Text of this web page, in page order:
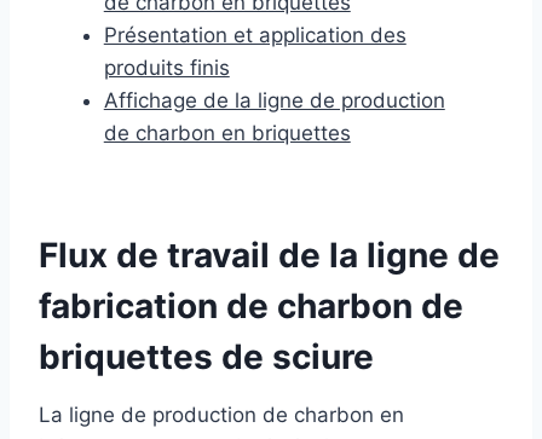
Présentation et application des
produits finis
Affichage de la ligne de production
de charbon en briquettes
Flux de travail de la ligne de
fabrication de charbon de
briquettes de sciure
La ligne de production de charbon en